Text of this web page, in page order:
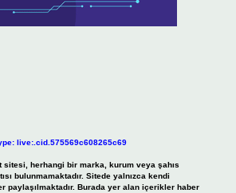
live:.cid.575569c608265c69
sitesi, herhangi bir marka, kurum veya şahıs
bulunmamaktadır. Sitede yalnızca kendi
paylaşılmaktadır. Burada yer alan içerikler haber